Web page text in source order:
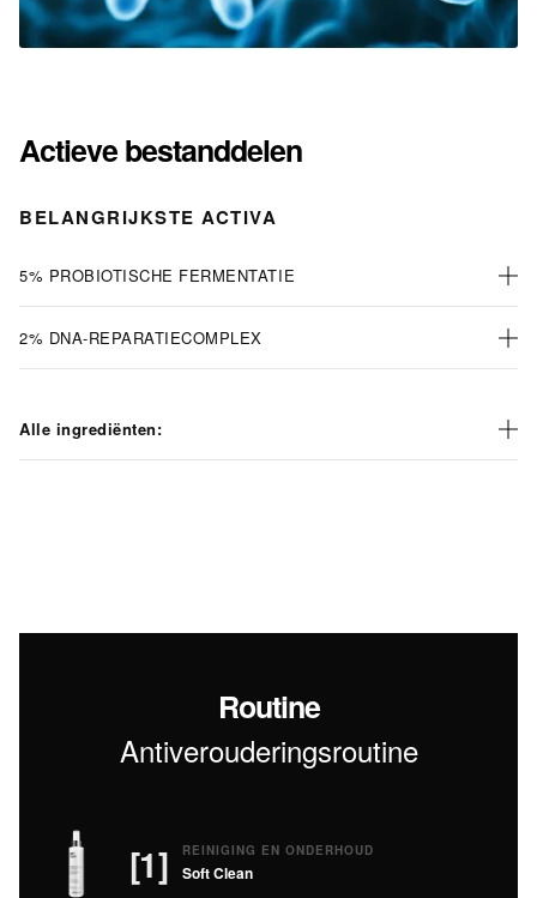
Actieve bestanddelen
BELANGRIJKSTE ACTIVA
5% PROBIOTISCHE FERMENTATIE
2% DNA-REPARATIECOMPLEX
Alle ingrediënten:
Routine
Antiverouderingsroutine
[1] REINIGING EN ONDERHOUD
Soft Clean